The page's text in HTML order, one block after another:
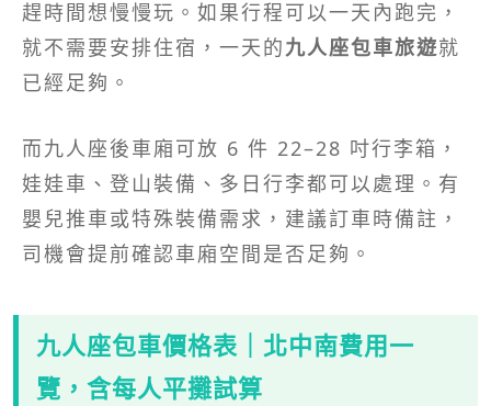
趕時間想慢慢玩。如果行程可以一天內跑完，
就不需要安排住宿，一天的九人座包車旅遊就
已經足夠。
而九人座後車廂可放 6 件 22–28 吋行李箱，
娃娃車、登山裝備、多日行李都可以處理。有
嬰兒推車或特殊裝備需求，建議訂車時備註，
司機會提前確認車廂空間是否足夠。
九人座包車價格表｜北中南費用一
覽，含每人平攤試算